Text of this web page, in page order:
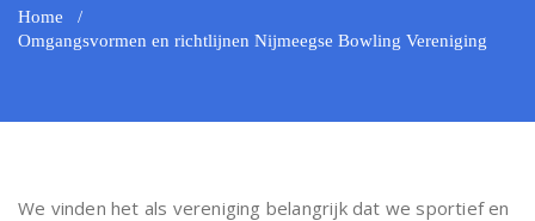
Home /
Omgangsvormen en richtlijnen Nijmeegse Bowling Vereniging
We vinden het als vereniging belangrijk dat we sportief en